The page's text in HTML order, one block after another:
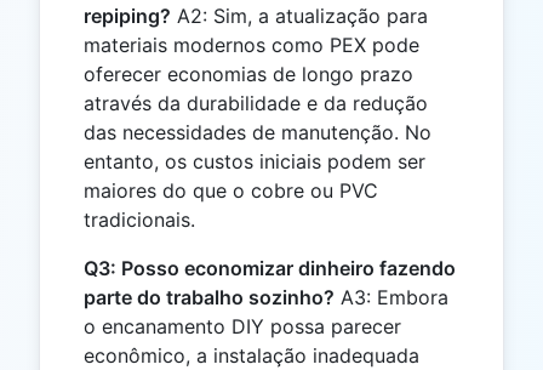
repiping? A2: Sim, a atualização para
materiais modernos como PEX pode
oferecer economias de longo prazo
através da durabilidade e da redução
das necessidades de manutenção. No
entanto, os custos iniciais podem ser
maiores do que o cobre ou PVC
tradicionais.
Q3: Posso economizar dinheiro fazendo
parte do trabalho sozinho? A3: Embora
o encanamento DIY possa parecer
econômico, a instalação inadequada